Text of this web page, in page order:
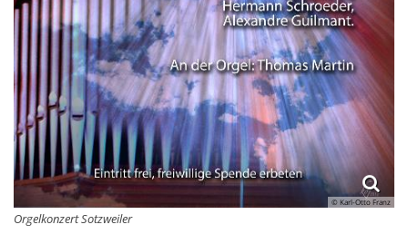
© Karl-Otto Franz
Orgelkonzert Sotzweiler